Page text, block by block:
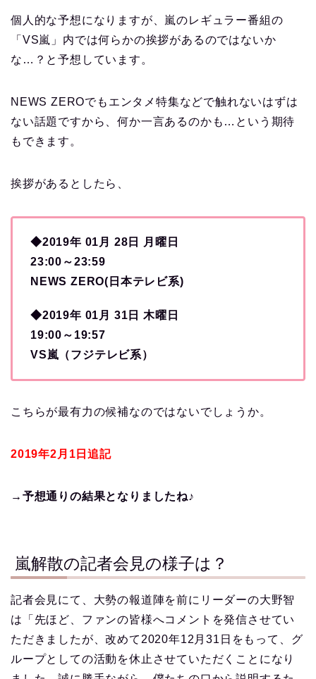
個人的な予想になりますが、嵐のレギュラー番組の
「VS嵐」内では何らかの挨拶があるのではないか
な…？と予想しています。
NEWS ZEROでもエンタメ特集などで触れないはずは
ない話題ですから、何か一言あるのかも…という期待
もできます。
挨拶があるとしたら、
◆2019年 01月 28日 月曜日
23:00～23:59
NEWS ZERO(日本テレビ系)
◆2019年 01月 31日 木曜日
19:00～19:57
VS嵐（フジテレビ系）
こちらが最有力の候補なのではないでしょうか。
2019年2月1日追記
→予想通りの結果となりましたね♪
嵐解散の記者会見の様子は？
記者会見にて、大勢の報道陣を前にリーダーの大野智
は「先ほど、ファンの皆様へコメントを発信させてい
ただきましたが、改めて2020年12月31日をもって、グ
ループとしての活動を休止させていただくことになり